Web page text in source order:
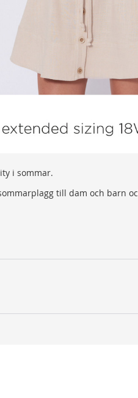
i sommar.
till dam och barn